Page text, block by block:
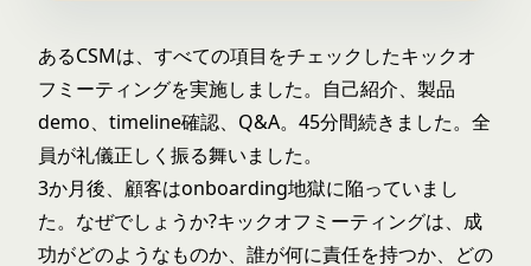
あるCSMは、すべての項目をチェックしたキックオ
フミーティングを実施しました。自己紹介、製品
demo、timeline確認、Q&A。45分間続きました。全
員が礼儀正しく振る舞いました。
3か月後、顧客はonboarding地獄に陥っていまし
た。なぜでしょうか?キックオフミーティングは、成
功がどのようなものか、誰が何に責任を持つか、どの